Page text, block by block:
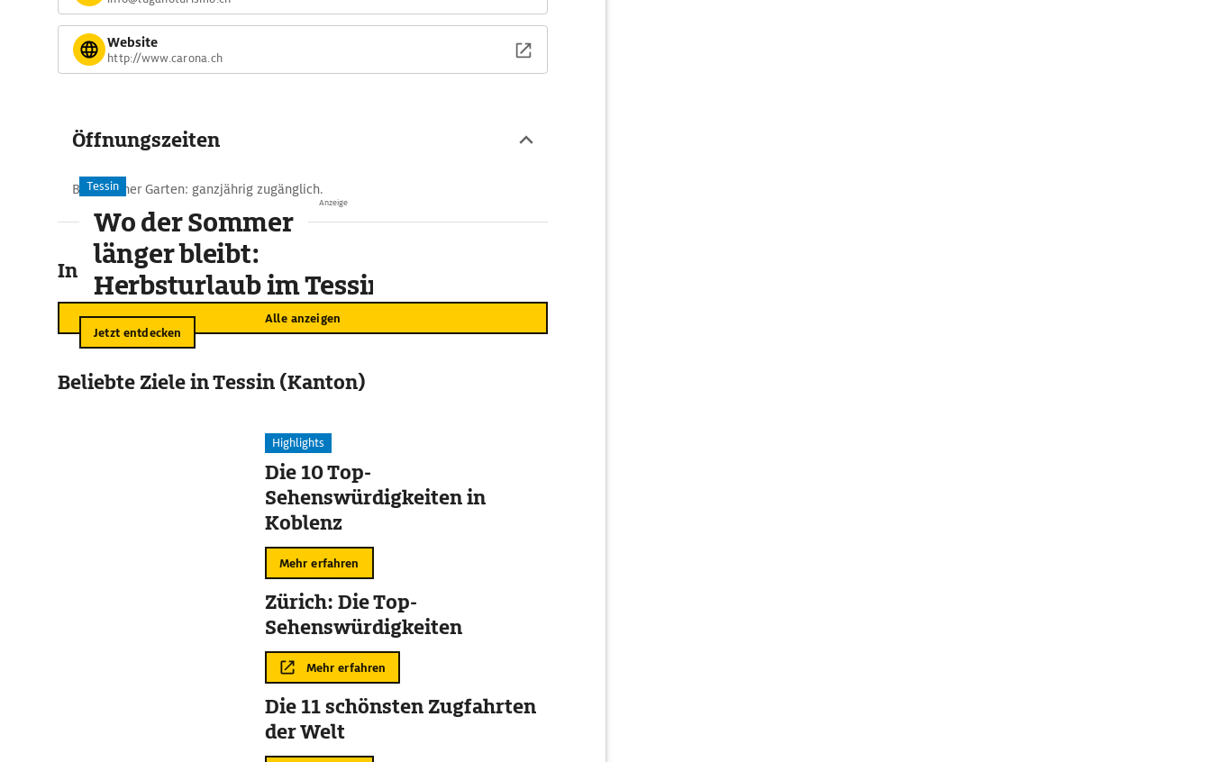
Website
http://www.carona.ch
Öffnungszeiten
Botanischer Garten: ganzjährig zugänglich.
In der Umgebung
Alle anzeigen
Anzeige
Tessin
Wo der Sommer
länger bleibt:
Herbsturlaub im Tessin
Jetzt entdecken
Beliebte Ziele in Tessin (Kanton)
Highlights
Die 10 Top-
Sehenswürdigkeiten in
Koblenz
Mehr erfahren
Zürich: Die Top-
Sehenswürdigkeiten
Mehr erfahren
Die 11 schönsten Zugfahrten
der Welt